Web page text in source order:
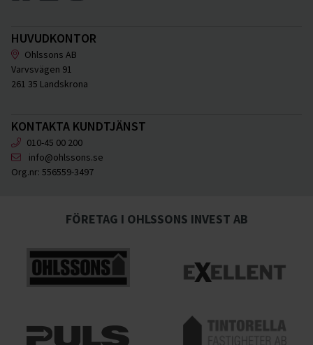
HUVUDKONTOR
Ohlssons AB
Varvsvägen 91
261 35 Landskrona
KONTAKTA KUNDTJÄNST
010-45 00 200
info@ohlssons.se
Org.nr: 556559-3497
FÖRETAG I OHLSSONS INVEST AB